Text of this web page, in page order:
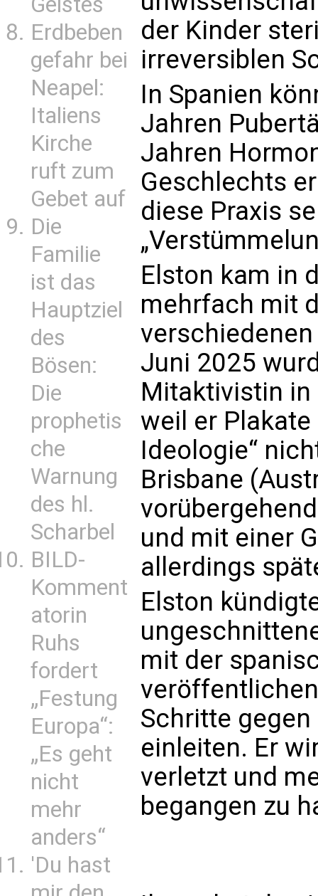
Erdbeben
gefahr bei
Neapel:
Italiens
Kirche
ruft zum
Gebet auf
Die
Familie
ist das
Hauptziel
des
Bösen:
Die
prophetis
che
Warnung
des hl.
Scharbel
BILD-
Komment
atorin
Ruhs
fordert
„Festung
Europa“:
„Es geht
nicht
mehr
anders“
'Du hast
der Kinder
irreversiblen
In Spanien
Jahren
Jahren
Geschlechts
diese Praxis
Elston kam in
mehrfach mit
Juni 2025
Mitaktivistin in
weil er Plakate
Ideologie“
Brisbane
und mit einer
allerdings
Elston
mit der
Schritte
einleiten. Er
verletzt und
begangen zu